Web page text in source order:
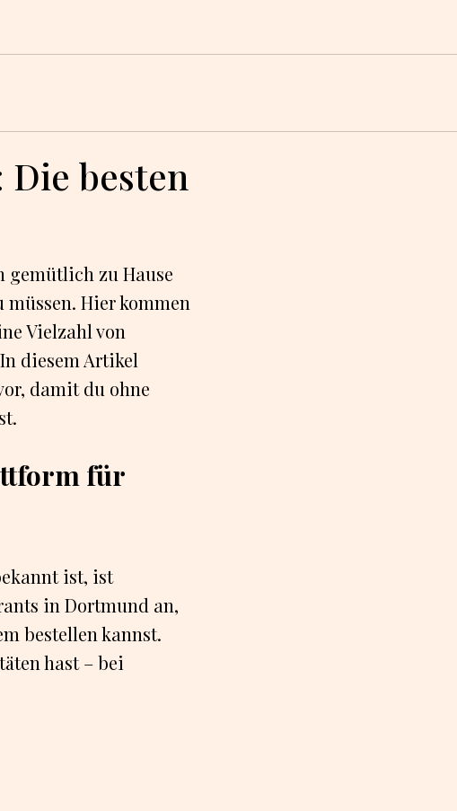
besten
gemütlich zu Hause
Hier kommen
Vielzahl von
diesem Artikel
damit du ohne
für
ist, ist
in Dortmund an,
bestellen kannst.
hast – bei